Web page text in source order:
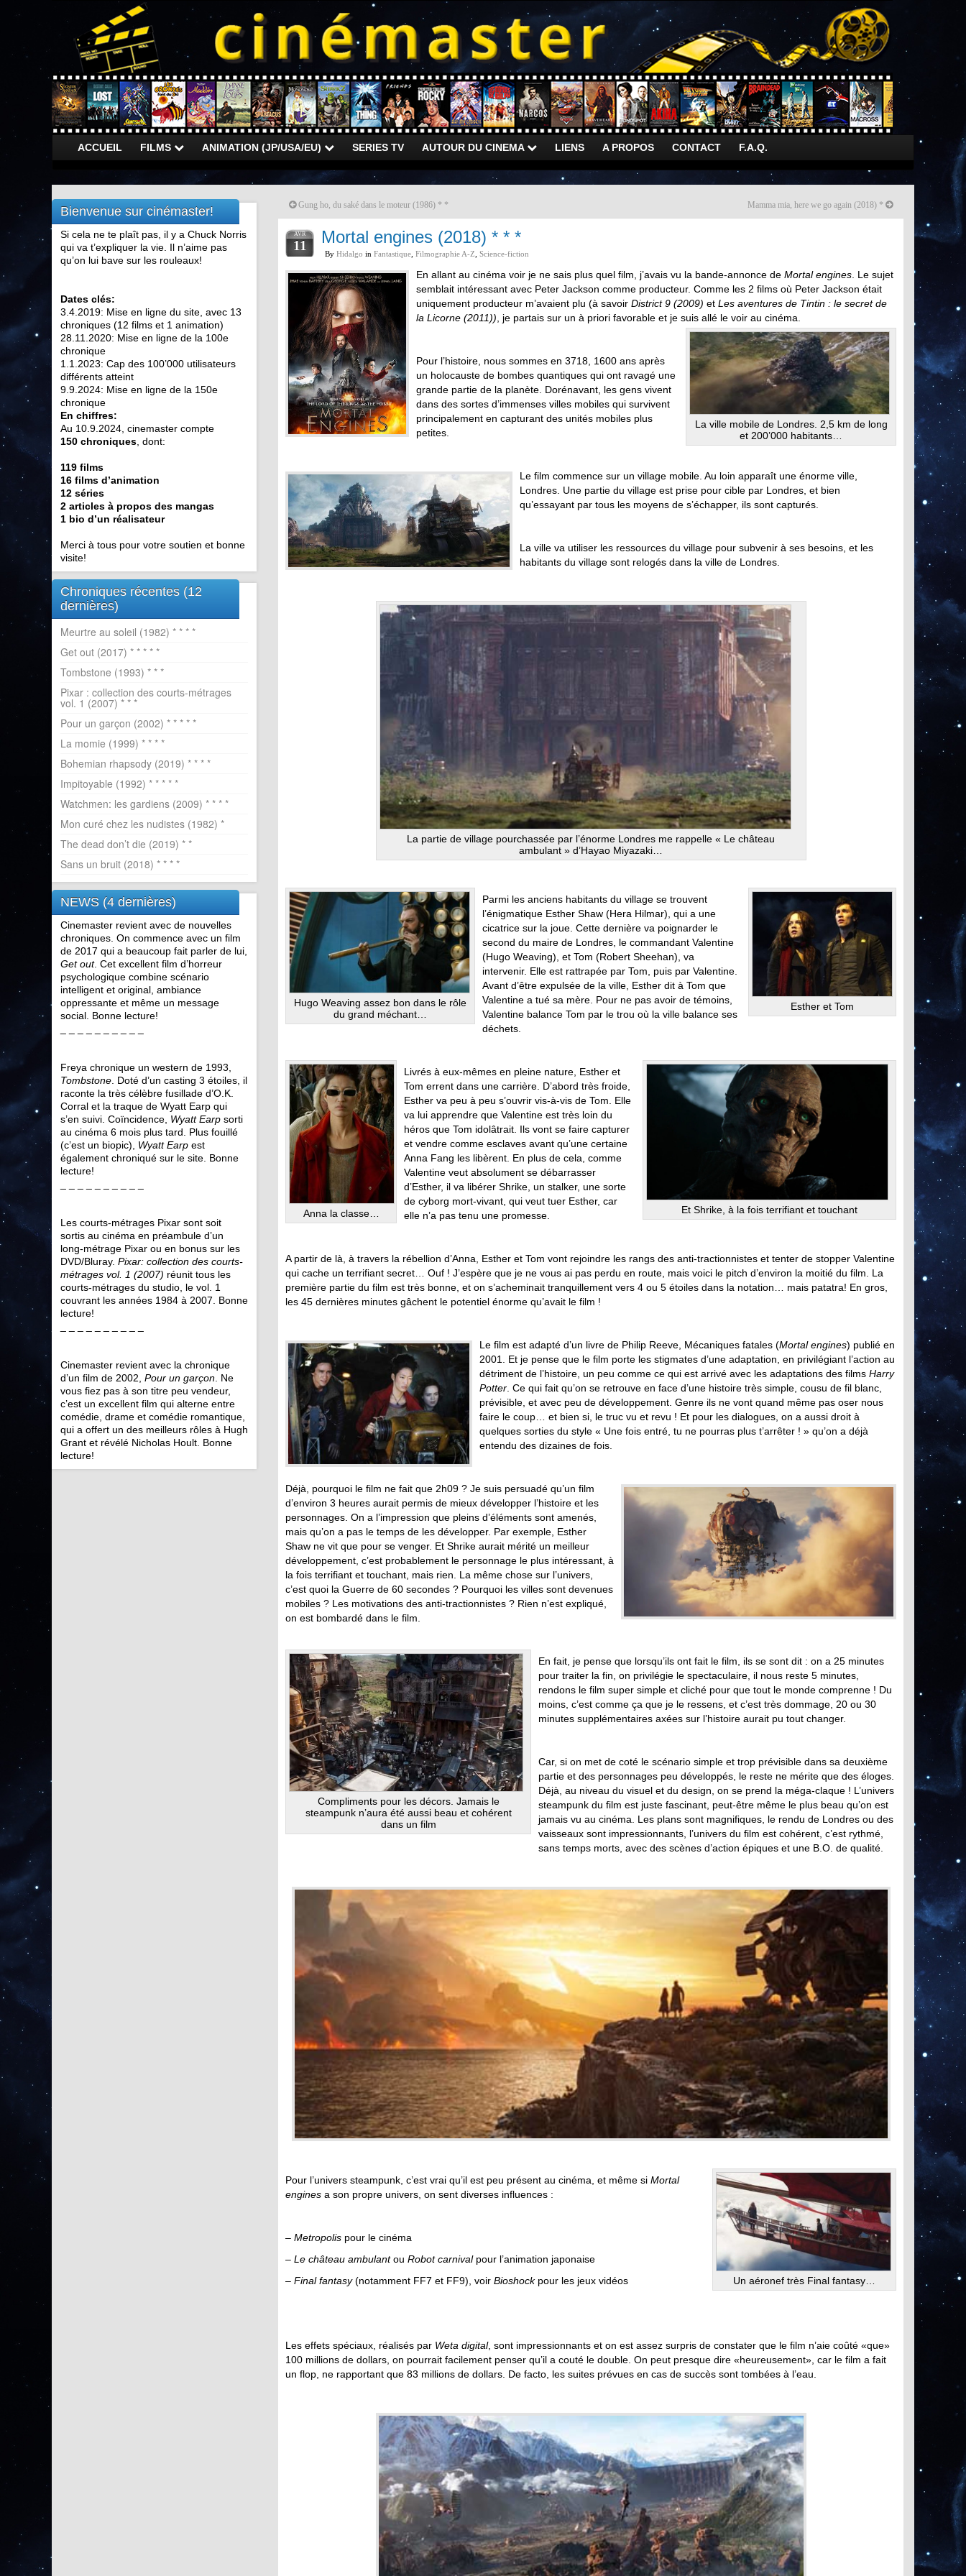
ACCUEIL FILMS ANIMATION (JP/USA/EU) SERIES TV AUTOUR DU CINEMA LIENS A PROPOS CONTACT F.A.Q.
Gung ho, du saké dans le moteur (1986) * * Mamma mia, here we go again (2018) *
AVR
11 Mortal engines (2018) * * *
By Hidalgo in Fantastique Filmographie A-Z Science-fiction
En allant au cinéma voir je ne sais plus quel film, j’avais vu la bande-annonce de Mortal engines . Le sujet
semblait intéressant avec Peter Jackson comme producteur. Comme les 2 films où Peter Jackson était
uniquement producteur m’avaient plu (à savoir District 9 (2009) et Les aventures de Tintin : le secret de
la Licorne (2011)) , je partais sur un à priori favorable et je suis allé le voir au cinéma.
La ville mobile de Londres. 2,5 km de long
et 200’000 habitants…
Pour l’histoire, nous sommes en 3718, 1600 ans après
un holocauste de bombes quantiques qui ont ravagé une
grande partie de la planète. Dorénavant, les gens vivent
dans des sortes d’immenses villes mobiles qui survivent
principalement en capturant des unités mobiles plus
petites.
Le film commence sur un village mobile. Au loin apparaît une énorme ville,
Londres. Une partie du village est prise pour cible par Londres, et bien
qu’essayant par tous les moyens de s’échapper, ils sont capturés.
La ville va utiliser les ressources du village pour subvenir à ses besoins, et les
habitants du village sont relogés dans la ville de Londres.
La partie de village pourchassée par l’énorme Londres me rappelle « Le château
ambulant » d’Hayao Miyazaki…
Esther et Tom
Hugo Weaving assez bon dans le rôle
du grand méchant…
Parmi les anciens habitants du village se trouvent
l’énigmatique Esther Shaw (Hera Hilmar), qui a une
cicatrice sur la joue. Cette dernière va poignarder le
second du maire de Londres, le commandant Valentine
(Hugo Weaving), et Tom (Robert Sheehan), va
intervenir. Elle est rattrapée par Tom, puis par Valentine.
Avant d’être expulsée de la ville, Esther dit à Tom que
Valentine a tué sa mère. Pour ne pas avoir de témoins,
Valentine balance Tom par le trou où la ville balance ses
déchets.
Anna la classe… Et Shrike, à la fois terrifiant et touchant
Livrés à eux-mêmes en pleine nature, Esther et
Tom errent dans une carrière. D’abord très froide,
Esther va peu à peu s’ouvrir vis-à-vis de Tom. Elle
va lui apprendre que Valentine est très loin du
héros que Tom idolâtrait. Ils vont se faire capturer
et vendre comme esclaves avant qu’une certaine
Anna Fang les libèrent. En plus de cela, comme
Valentine veut absolument se débarrasser
d’Esther, il va libérer Shrike, un stalker, une sorte
de cyborg mort-vivant, qui veut tuer Esther, car
elle n’a pas tenu une promesse.
A partir de là, à travers la rébellion d’Anna, Esther et Tom vont rejoindre les rangs des anti-tractionnistes et tenter de stopper Valentine
qui cache un terrifiant secret… Ouf ! J’espère que je ne vous ai pas perdu en route, mais voici le pitch d’environ la moitié du film. La
première partie du film est très bonne, et on s’acheminait tranquillement vers 4 ou 5 étoiles dans la notation… mais patatra! En gros,
les 45 dernières minutes gâchent le potentiel énorme qu’avait le film !
Le film est adapté d’un livre de Philip Reeve, Mécaniques fatales (Mortal engines) publié en
2001. Et je pense que le film porte les stigmates d’une adaptation, en privilégiant l’action au
détriment de l’histoire, un peu comme ce qui est arrivé avec les adaptations des films Harry
Potter . Ce qui fait qu’on se retrouve en face d’une histoire très simple, cousu de fil blanc,
prévisible, et avec peu de développement. Genre ils ne vont quand même pas oser nous
faire le coup… et bien si, le truc vu et revu ! Et pour les dialogues, on a aussi droit à
quelques sorties du style « Une fois entré, tu ne pourras plus t’arrêter ! » qu’on a déjà
entendu des dizaines de fois.
Déjà, pourquoi le film ne fait que 2h09 ? Je suis persuadé qu’un film
d’environ 3 heures aurait permis de mieux développer l’histoire et les
personnages. On a l’impression que pleins d’éléments sont amenés,
mais qu’on a pas le temps de les développer. Par exemple, Esther
Shaw ne vit que pour se venger. Et Shrike aurait mérité un meilleur
développement, c’est probablement le personnage le plus intéressant, à
la fois terrifiant et touchant, mais rien. La même chose sur l’univers,
c’est quoi la Guerre de 60 secondes ? Pourquoi les villes sont devenues
mobiles ? Les motivations des anti-tractionnistes ? Rien n’est expliqué,
on est bombardé dans le film.
Compliments pour les décors. Jamais le
steampunk n’aura été aussi beau et cohérent
dans un film
En fait, je pense que lorsqu’ils ont fait le film, ils se sont dit : on a 25 minutes
pour traiter la fin, on privilégie le spectaculaire, il nous reste 5 minutes,
rendons le film super simple et cliché pour que tout le monde comprenne ! Du
moins, c’est comme ça que je le ressens, et c’est très dommage, 20 ou 30
minutes supplémentaires axées sur l’histoire aurait pu tout changer.
Car, si on met de coté le scénario simple et trop prévisible dans sa deuxième
partie et des personnages peu développés, le reste ne mérite que des éloges.
Déjà, au niveau du visuel et du design, on se prend la méga-claque ! L’univers
steampunk du film est juste fascinant, peut-être même le plus beau qu’on est
jamais vu au cinéma. Les plans sont magnifiques, le rendu de Londres ou des
vaisseaux sont impressionnants, l’univers du film est cohérent, c’est rythmé,
sans temps morts, avec des scènes d’action épiques et une B.O. de qualité.
Un aéronef très Final fantasy…
Pour l’univers steampunk, c’est vrai qu’il est peu présent au cinéma, et même si Mortal
engines a son propre univers, on sent diverses influences :
– Metropolis pour le cinéma
– Le château ambulantou Robot carnivalpour l’animation japonaise
– Final fantasy(notamment FF7 et FF9), voir Bioshockpour les jeux vidéos
Les effets spéciaux, réalisés par Weta digital, sont impressionnants et on est assez surpris de constater que le film n’aie coûté «que»
100 millions de dollars, on pourrait facilement penser qu’il a couté le double. On peut presque dire «heureusement», car le film a fait
un flop, ne rapportant que 83 millions de dollars. De facto, les suites prévues en cas de succès sont tombées à l’eau.
Bienvenue sur cinémaster!
Si cela ne te plaît pas, il y a Chuck Norris
qui va t’expliquer la vie. Il n’aime pas
qu’on lui bave sur les rouleaux!
Dates clés:
3.4.2019: Mise en ligne du site, avec 13
chroniques (12 films et 1 animation)
28.11.2020: Mise en ligne de la 100e
chronique
1.1.2023: Cap des 100’000 utilisateurs
différents atteint
9.9.2024: Mise en ligne de la 150e
chronique
En chiffres:
Au 10.9.2024, cinemaster compte
150 chroniques , dont:
119 films
16 films d’animation
12 séries
2 articles à propos des mangas
1 bio d’un réalisateur
Merci à tous pour votre soutien et bonne
visite!
Chroniques récentes (12
dernières)
Meurtre au soleil (1982) * * * *
Get out (2017) * * * * *
Tombstone (1993) * * *
Pixar : collection des courts-métrages
vol. 1 (2007) * * *
Pour un garçon (2002) * * * * *
La momie (1999) * * * *
Bohemian rhapsody (2019) * * * *
Impitoyable (1992) * * * * *
Watchmen: les gardiens (2009) * * * *
Mon curé chez les nudistes (1982) *
The dead don’t die (2019) * *
Sans un bruit (2018) * * * *
NEWS (4 dernières)
Cinemaster revient avec de nouvelles
chroniques. On commence avec un film
de 2017 qui a beaucoup fait parler de lui,
Get out. Cet excellent film d’horreur
psychologique combine scénario
intelligent et original, ambiance
oppressante et même un message
social. Bonne lecture!
Freya chronique un western de 1993,
Tombstone . Doté d’un casting 3 étoiles, il
raconte la très célèbre fusillade d’O.K.
Corral et la traque de Wyatt Earp qui
s’en suivi. Coïncidence, Wyatt Earp sorti
au cinéma 6 mois plus tard. Plus fouillé
(c’est un biopic), Wyatt Earp est
également chroniqué sur le site. Bonne
lecture!
Les courts-métrages Pixar sont soit
sortis au cinéma en préambule d’un
long-métrage Pixar ou en bonus sur les
DVD/Bluray. Pixar: collection des courts-
métrages vol. 1 (2007) réunit tous les
courts-métrages du studio, le vol. 1
couvrant les années 1984 à 2007. Bonne
lecture!
Cinemaster revient avec la chronique
d’un film de 2002, Pour un garçon . Ne
vous fiez pas à son titre peu vendeur,
c’est un excellent film qui alterne entre
comédie, drame et comédie romantique,
qui a offert un des meilleurs rôles à Hugh
Grant et révélé Nicholas Hoult. Bonne
lecture!